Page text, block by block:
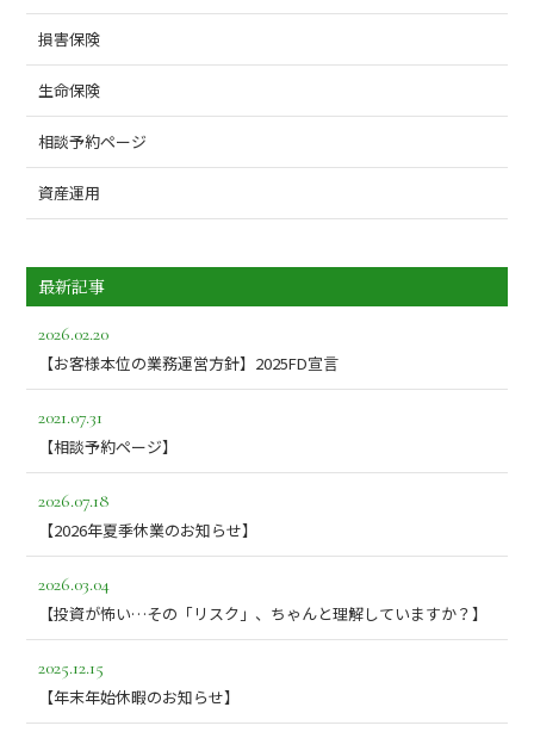
損害保険
生命保険
相談予約ページ
資産運用
最新記事
2026.02.20
【お客様本位の業務運営方針】2025FD宣言
2021.07.31
【相談予約ページ】
2026.07.18
【2026年夏季休業のお知らせ】
2026.03.04
【投資が怖い…その「リスク」、ちゃんと理解していますか？】
2025.12.15
【年末年始休暇のお知らせ】